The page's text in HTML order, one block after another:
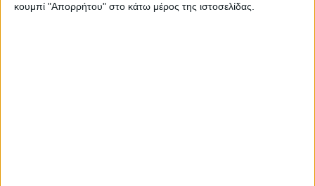
κουμπί "Απορρήτου" στο κάτω μέρος της ιστοσελίδας.